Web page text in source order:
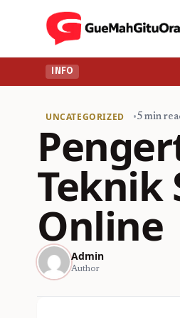
INFO
UNCATEGORIZED •5 min
Teknik
Online
Admin
Author